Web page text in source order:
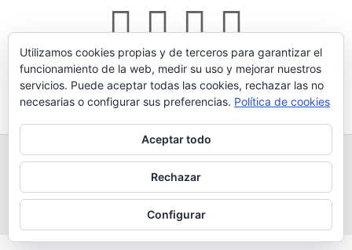
Tema:Voguede Kaira
TODOS LOS PRODUCTOS LEGADO
QUESERÍA
GANADERÍA PROPIA
CONDICIONES DE COMPRA
AVISO LEGAL Y POLÍTICA DE PRIVACIDAD
POLÍTICA DE COOKIES
MÁS INFORMACIÓN SOBRE LAS COOKIES
Utilizamos cookies propias y de terceros para garantizar el
funcionamiento de la web, medir su uso y mejorar nuestros
servicios. Puede aceptar todas las cookies, rechazar las no
necesarias o configurar sus preferencias. Política de cookies
Aceptar todo
Rechazar
Configurar